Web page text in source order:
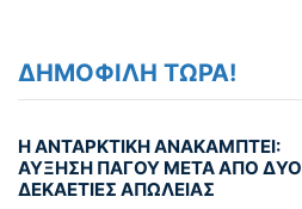
ΔΗΜΟΦΙΛΗ ΤΩΡΑ!
Η ΑΝΤΑΡΚΤΙΚΗ ΑΝΑΚΑΜΠΤΕΙ:
ΑΥΞΗΣΗ ΠΑΓΟΥ ΜΕΤΑ ΑΠΟ ΔΥΟ
ΔΕΚΑΕΤΙΕΣ ΑΠΩΛΕΙΑΣ